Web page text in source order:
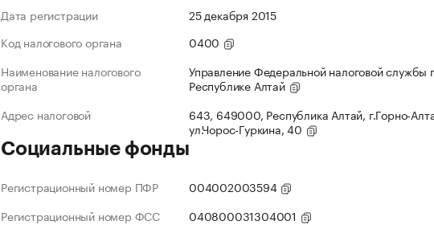
Дата регистрации
25 декабря 2015
Код налогового органа
0400
Наименование налогового
органа
Управление Федеральной налоговой службы
Республике Алтай
Адрес налоговой
643, 649000, Республика Алтай, г.Горно-
ул.Чорос-Гуркина, 40
Социальные фонды
Регистрационный номер ПФР
004002003594
Регистрационный номер ФСС
040800031304001